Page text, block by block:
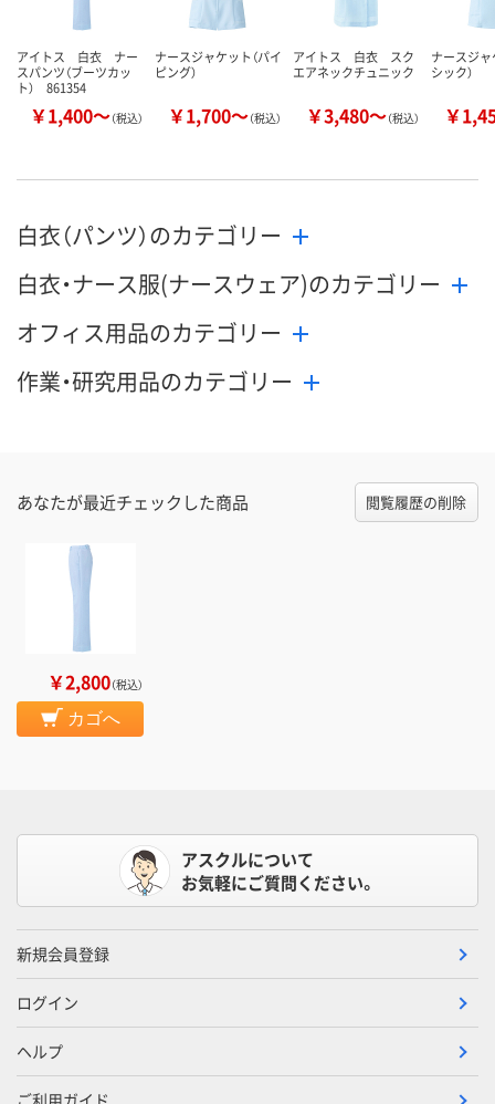
アイトス 白衣 ナー
スパンツ（ブーツカッ
ト） 861354
￥1,400～（税込）
ナースジャケット（パイ
ピング）
￥1,700～（税込）
アイトス 白衣 スク
エアネックチュニック
￥3,480～（税込）
ナースジャ
シック）
￥
白衣（パンツ）のカテゴリー
白衣・ナース服(ナースウェア)のカテゴリー
オフィス用品のカテゴリー
作業・研究用品のカテゴリー
あなたが最近チェックした商品 閲覧履歴の削除
￥2,800（税込）
カゴへ
アスクルについて
お気軽にご質問ください。
新規会員登録
ログイン
ヘルプ